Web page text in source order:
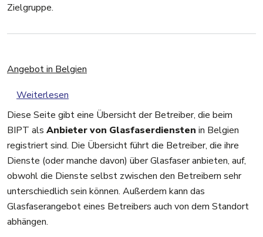
Zielgruppe.
Angebot in Belgien
Weiterlesen
Diese Seite gibt eine Übersicht der Betreiber, die beim
BIPT als Anbieter von Glasfaserdiensten in Belgien
registriert sind. Die Übersicht führt die Betreiber, die ihre
Dienste (oder manche davon) über Glasfaser anbieten, auf,
obwohl die Dienste selbst zwischen den Betreibern sehr
unterschiedlich sein können. Außerdem kann das
Glasfaserangebot eines Betreibers auch von dem Standort
abhängen.